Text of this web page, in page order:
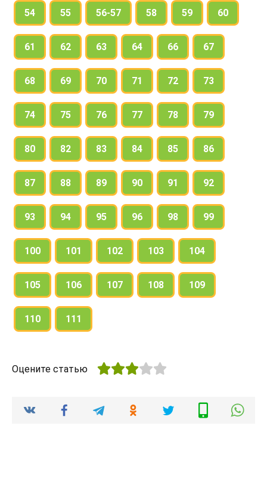
54 55 56-57 58 59 60
61 62 63 64 66 67
68 69 70 71 72 73
74 75 76 77 78 79
80 82 83 84 85 86
87 88 89 90 91 92
93 94 95 96 98 99
100 101 102 103 104
105 106 107 108 109
110 111
Оцените статью